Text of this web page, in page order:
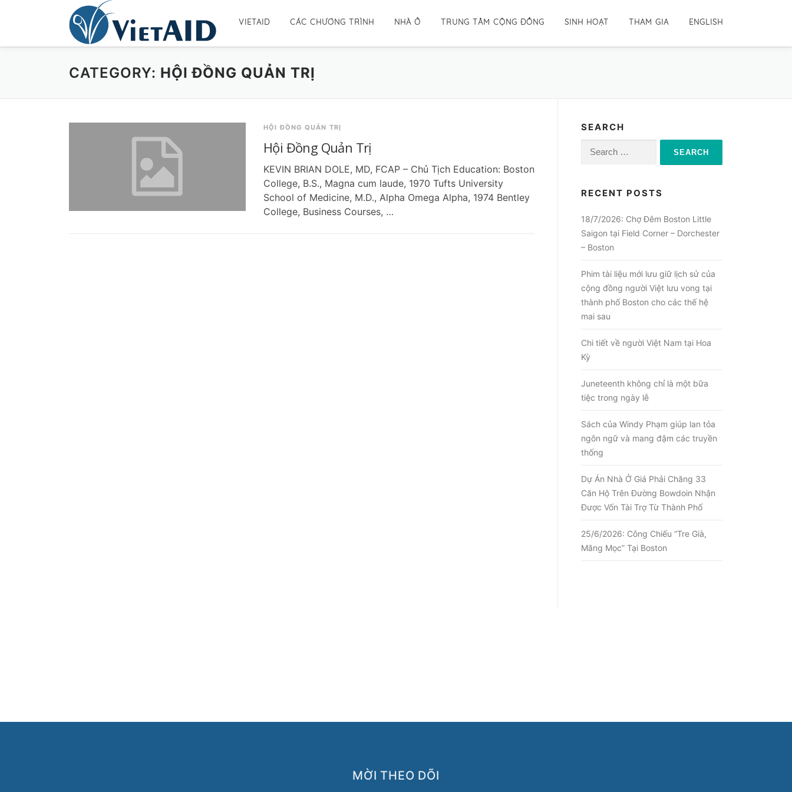
VIETAID CÁC CHƯƠNG TRÌNH NHÀ Ở TRUNG TÂM CỘNG ĐỒNG SINH HOẠT THAM GIA ENGLISH
CATEGORY: HỘI ĐỒNG QUẢN TRỊ
HỘI ĐỒNG QUẢN TRỊ
Hội Đồng Quản Trị
KEVIN BRIAN DOLE, MD, FCAP – Chủ Tịch Education: Boston
College, B.S., Magna cum laude, 1970 Tufts University
School of Medicine, M.D., Alpha Omega Alpha, 1974 Bentley
College, Business Courses, …
SEARCH
Search
RECENT POSTS
18/7/2026: Chợ Đêm Boston Little
Saigon tại Field Corner – Dorchester
– Boston
Phim tài liệu mới lưu giữ lịch sử của
cộng đồng người Việt lưu vong tại
thành phố Boston cho các thế hệ
mai sau
Chi tiết về người Việt Nam tại Hoa
Kỳ
Juneteenth không chỉ là một bữa
tiệc trong ngày lễ
Sách của Windy Phạm giúp lan tỏa
ngôn ngữ và mang đậm các truyền
thống
Dự Án Nhà Ở Giá Phải Chăng 33
Căn Hộ Trên Đường Bowdoin Nhận
Được Vốn Tài Trợ Từ Thành Phố
25/6/2026: Công Chiếu “Tre Già,
Măng Mọc” Tại Boston
MỜI THEO DÕI